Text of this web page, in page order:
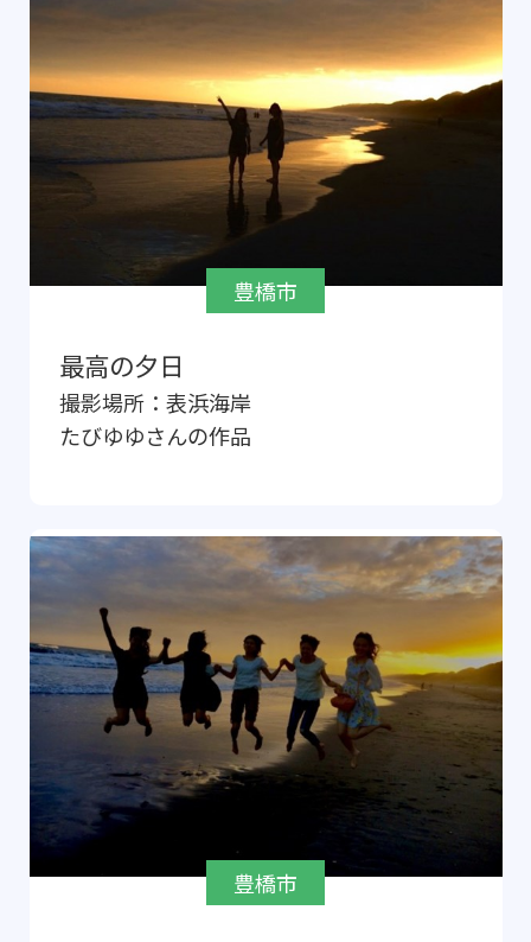
豊橋市
最高の夕日
撮影場所： 表浜海岸
たびゆゆさんの作品
豊橋市